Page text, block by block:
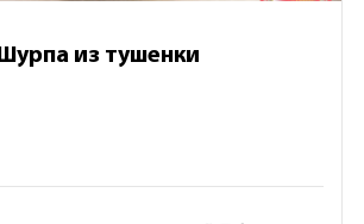
Шурпа из тушенки